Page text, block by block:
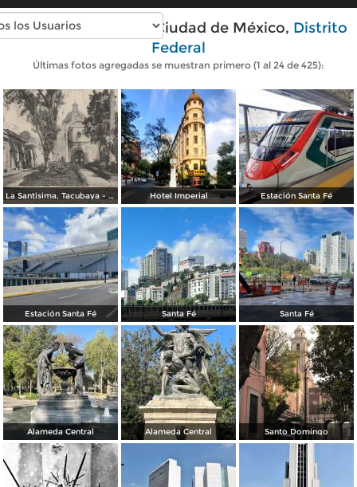
Fotos modernas de Ciudad de México, Distrito
Federal
Últimas fotos agregadas se muestran primero (1 al 24 de 425):
La Santisima, Tacubaya - México Hotel Imperial Estación Santa Fé
Estación Santa Fé Santa Fé Santa Fé
Alameda Central Alameda Central Santo Domingo